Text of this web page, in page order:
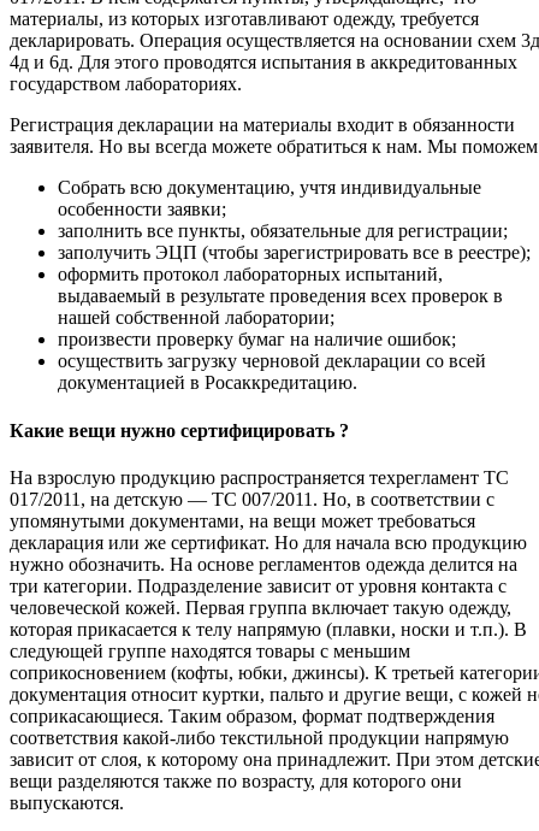
материалы, из которых изготавливают одежду, требуется
декларировать. Операция осуществляется на основании схем
4д и 6д. Для этого проводятся испытания в аккредитованных
государством лабораториях.
Регистрация декларации на материалы входит в обязанности
заявителя. Но вы всегда можете обратиться к нам. Мы
Собрать всю документацию, учтя индивидуальные
особенности заявки;
заполнить все пункты, обязательные для регистрации;
заполучить ЭЦП (чтобы зарегистрировать все в реестре);
оформить протокол лабораторных испытаний,
выдаваемый в результате проведения всех проверок в
нашей собственной лаборатории;
произвести проверку бумаг на наличие ошибок;
осуществить загрузку черновой декларации со всей
документацией в Росаккредитацию.
Какие вещи нужно сертифицировать ?
На взрослую продукцию распространяется техрегламент ТС
017/2011, на детскую — ТС 007/2011. Но, в соответствии с
упомянутыми документами, на вещи может требоваться
декларация или же сертификат. Но для начала всю продукцию
нужно обозначить. На основе регламентов одежда делится на
три категории. Подразделение зависит от уровня контакта с
человеческой кожей. Первая группа включает такую одежду,
которая прикасается к телу напрямую (плавки, носки и т.п.). В
следующей группе находятся товары с меньшим
соприкосновением (кофты, юбки, джинсы). К третьей
документация относит куртки, пальто и другие вещи, с кожей
соприкасающиеся. Таким образом, формат подтверждения
соответствия какой-либо текстильной продукции напрямую
зависит от слоя, к которому она принадлежит. При этом
вещи разделяются также по возрасту, для которого они
выпускаются.